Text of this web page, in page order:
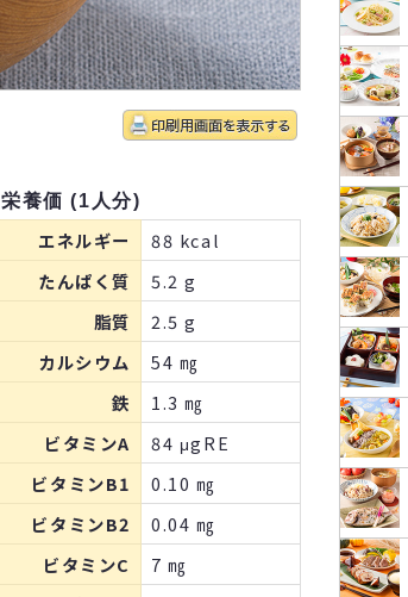
栄養価 (1人分)
エネルギー
88 kcal
たんぱく質
5.2 g
脂質
2.5 g
カルシウム
54 ㎎
鉄
1.3 ㎎
ビタミンA
84 μgRE
ビタミンB1
0.10 ㎎
ビタミンB2
0.04 ㎎
ビタミンC
7 ㎎